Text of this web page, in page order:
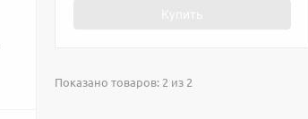
Показано товаров: 2 из 2